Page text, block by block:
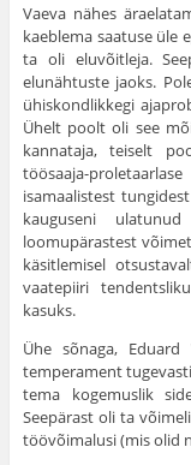
Vaeva nähes
kaeblema saatuse üle
ta oli eluvõitleja.
elunähtuste jaoks.
ühiskondlikkegi
Ühelt poolt oli see
kannataja, teiselt
töösaaja-
isamaalistest
kauguseni
loomupärastest
käsitlemisel
vaatepiiri
kasuks.
Ühe sõnaga,
temperament
tema kogemuslik
Seepärast oli ta
töövõimalusi (mis olid